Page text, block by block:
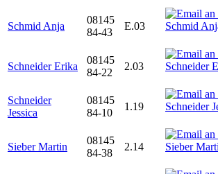
Schmid Anja
08145
84-43
E.03
Schneider Erika
08145
84-22
2.03
Schneider
Jessica
08145
84-10
1.19
Sieber Martin
08145
84-38
2.14